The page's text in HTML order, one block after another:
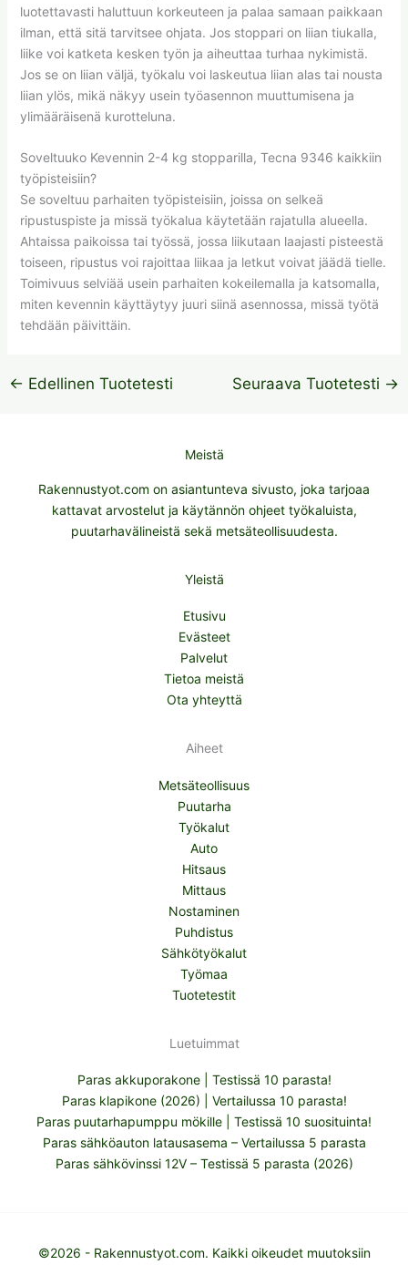
luotettavasti haluttuun korkeuteen ja palaa samaan paikkaan
ilman, että sitä tarvitsee ohjata. Jos stoppari on liian tiukalla,
liike voi katketa kesken työn ja aiheuttaa turhaa nykimistä.
Jos se on liian väljä, työkalu voi laskeutua liian alas tai nousta
liian ylös, mikä näkyy usein työasennon muuttumisena ja
ylimääräisenä kurotteluna.
Soveltuuko Kevennin 2-4 kg stopparilla, Tecna 9346 kaikkiin
työpisteisiin?
Se soveltuu parhaiten työpisteisiin, joissa on selkeä
ripustuspiste ja missä työkalua käytetään rajatulla alueella.
Ahtaissa paikoissa tai työssä, jossa liikutaan laajasti pisteestä
toiseen, ripustus voi rajoittaa liikaa ja letkut voivat jäädä tielle.
Toimivuus selviää usein parhaiten kokeilemalla ja katsomalla,
miten kevennin käyttäytyy juuri siinä asennossa, missä työtä
tehdään päivittäin.
← Edellinen Tuotetesti Seuraava Tuotetesti →
Meistä
Rakennustyot.com on asiantunteva sivusto, joka tarjoaa
kattavat arvostelut ja käytännön ohjeet työkaluista,
puutarhavälineistä sekä metsäteollisuudesta.
Yleistä
Etusivu
Evästeet
Palvelut
Tietoa meistä
Ota yhteyttä
Aiheet
Metsäteollisuus
Puutarha
Työkalut
Auto
Hitsaus
Mittaus
Nostaminen
Puhdistus
Sähkötyökalut
Työmaa
Tuotetestit
Luetuimmat
Paras akkuporakone | Testissä 10 parasta!
Paras klapikone (2026) | Vertailussa 10 parasta!
Paras puutarhapumppu mökille | Testissä 10 suosituinta!
Paras sähköauton latausasema – Vertailussa 5 parasta
Paras sähkövinssi 12V – Testissä 5 parasta (2026)
©2026 - Rakennustyot.com. Kaikki oikeudet muutoksiin